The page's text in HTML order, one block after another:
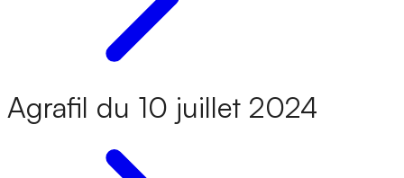
Agrafil du 10 juillet 2024